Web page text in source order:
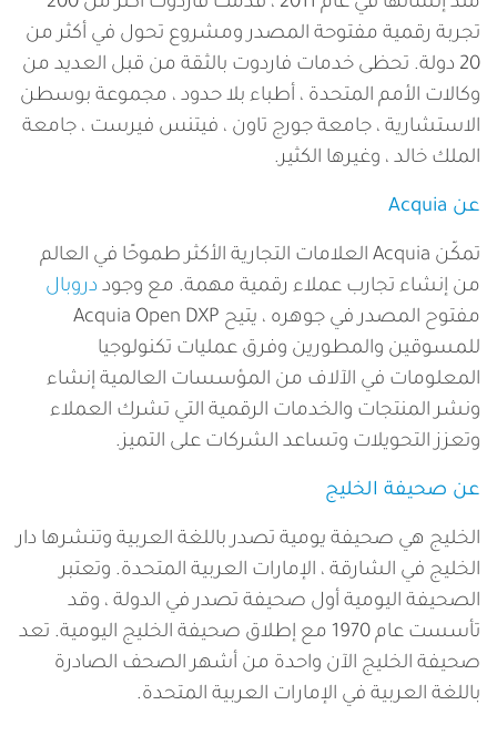
تجربة رقمية مفتوحة المصدر ومشروع تحول في أكثر من
20 دولة. تحظى خدمات فاردوت بالثقة من قبل العديد من
وكالات الأمم المتحدة ، أطباء بلا حدود ، مجموعة بوسطن
الاستشارية ، جامعة جورج تاون ، فيتنس فيرست ، جامعة
الملك خالد ، وغيرها الكثير.
عن Acquia
تمكّن Acquia العلامات التجارية الأكثر طموحًا في العالم
من إنشاء تجارب عملاء رقمية مهمة. مع وجود دروبال
مفتوح المصدر في جوهره ، يتيح Acquia Open DXP
للمسوقين والمطورين وفرق عمليات تكنولوجيا
المعلومات في الآلاف من المؤسسات العالمية إنشاء
ونشر المنتجات والخدمات الرقمية التي تشرك العملاء
وتعزز التحويلات وتساعد الشركات على التميز.
عن صحيفة الخليج
الخليج هي صحيفة يومية تصدر باللغة العربية وتنشرها دار
الخليج في الشارقة ، الإمارات العربية المتحدة. وتعتبر
الصحيفة اليومية أول صحيفة تصدر في الدولة ، وقد
تأسست عام 1970 مع إطلاق صحيفة الخليج اليومية. تعد
صحيفة الخليج الآن واحدة من أشهر الصحف الصادرة
باللغة العربية في الإمارات العربية المتحدة.